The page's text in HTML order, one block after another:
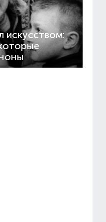
искусством: